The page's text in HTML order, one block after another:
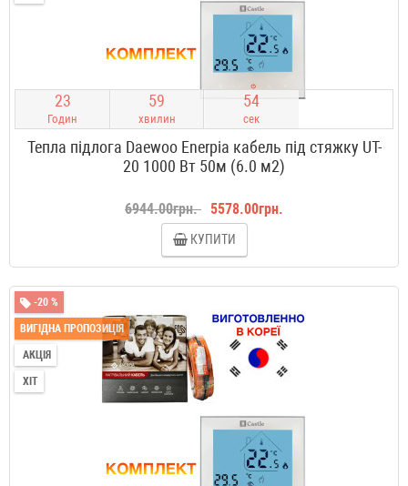
23
Годин
59
хвилин
53
сек
Тепла підлога Daewoo Enerpia кабель під стяжку UT-
20 1000 Вт 50м (6.0 м2)
6944.00грн. 5578.00грн.
КУПИТИ
-20 %
ВИГІДНА ПРОПОЗИЦІЯ
АКЦІЯ
ХІТ